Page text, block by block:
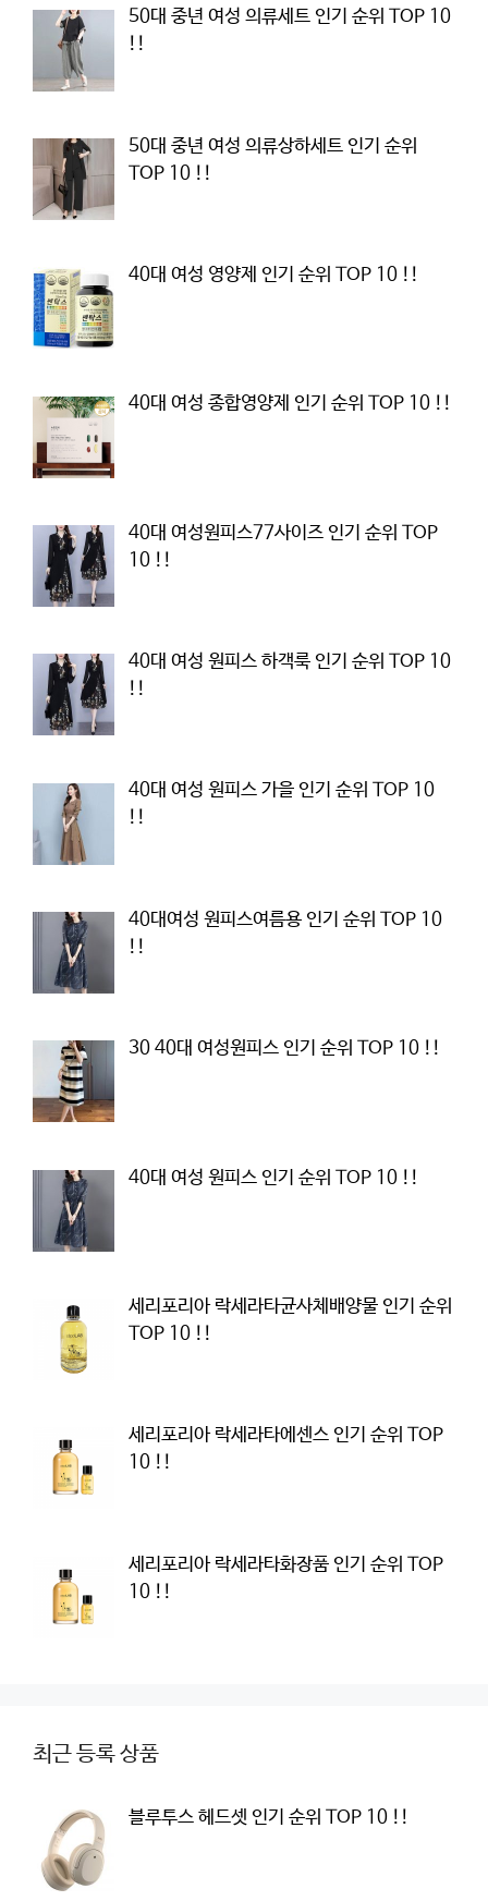
50대 중년 여성 의류세트 인기 순위 TOP 10
!!
50대 중년 여성 의류상하세트 인기 순위
TOP 10 !!
40대 여성 영양제 인기 순위 TOP 10 !!
40대 여성 종합영양제 인기 순위 TOP 10 !!
40대 여성원피스77사이즈 인기 순위 TOP
10 !!
40대 여성 원피스 하객룩 인기 순위 TOP 10
!!
40대 여성 원피스 가을 인기 순위 TOP 10
!!
40대여성 원피스여름용 인기 순위 TOP 10
!!
30 40대 여성원피스 인기 순위 TOP 10 !!
40대 여성 원피스 인기 순위 TOP 10 !!
세리포리아 락세라타균사체배양물 인기 순위
TOP 10 !!
세리포리아 락세라타에센스 인기 순위 TOP
10 !!
세리포리아 락세라타화장품 인기 순위 TOP
10 !!
최근 등록 상품
블루투스 헤드셋 인기 순위 TOP 10 !!